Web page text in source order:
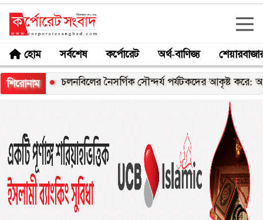
হোম সর্বশেষ কর্পোরেট অর্থ-বাণিজ্য
শিরোনামচলনবিলের নৈসর্গিক সৌন্দর্য পর্যটকদের আকৃষ্ট করে: আফরোজা